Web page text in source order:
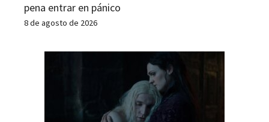
pena entrar en pánico
8 de agosto de 2026